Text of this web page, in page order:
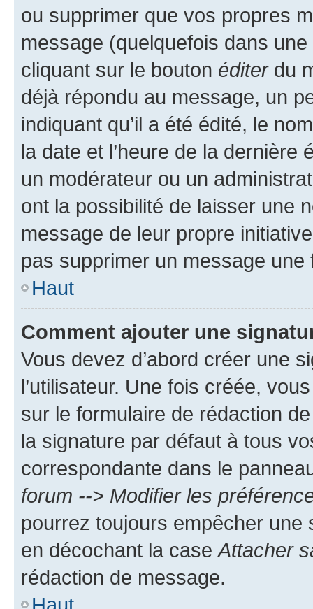
ou supprimer que vos propres
message (quelquefois dans
cliquant sur le bouton éditerdu
déjà répondu au message, un
indiquant qu’il a été édité, le
la date et l’heure de la dernière
un modérateur ou un
ont la possibilité de laisser une
message de leur propre
pas supprimer un message une
Haut
Comment ajouter une
Vous devez d’abord créer une
l’utilisateur. Une fois créée,
sur le formulaire de rédaction
la signature par défaut à tous
correspondante dans le
forum --> Modifier les
pourrez toujours empêcher une
en décochant la caseAttacher
rédaction de message.